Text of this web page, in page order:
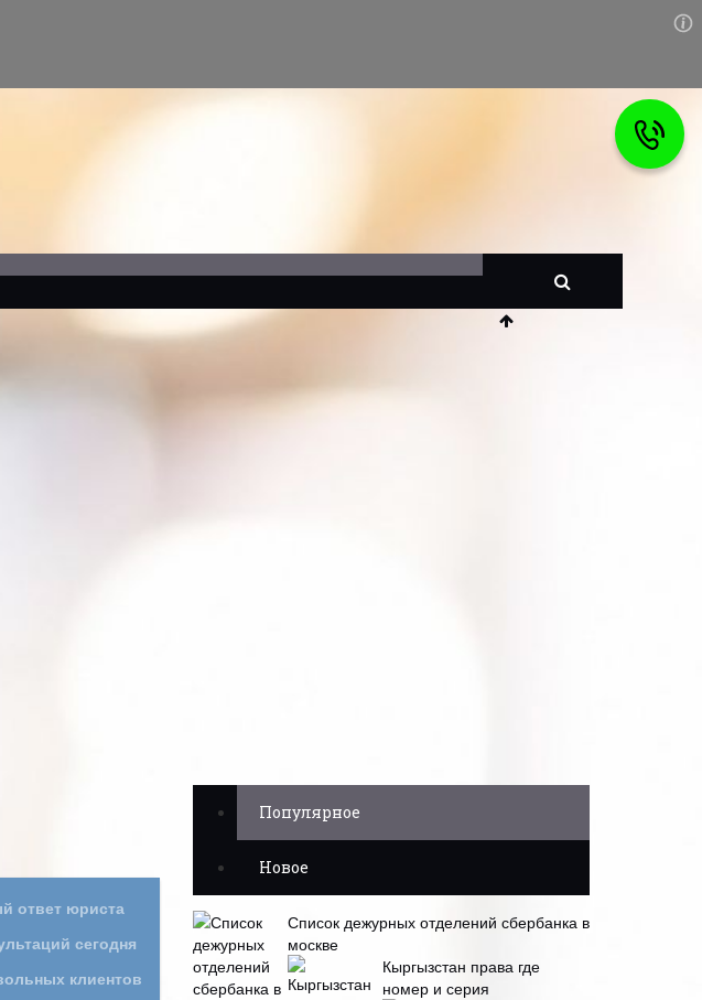
Популярное
Новое
Список дежурных отделений сбербанка в
москве
Кыргызстан права где
номер и серия